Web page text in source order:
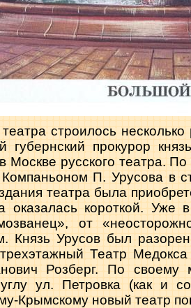
строилось
губерн­ский прокурор
Москве русского театра.
П. Урусова в
театра была
ока­залась короткой.
от
Князь Урусов был
Театр
Розберг. По
ул. Петровка (как и
Крымскому новый театр